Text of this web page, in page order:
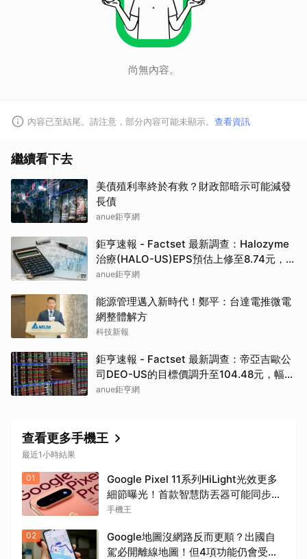
尚無內容。
內容已至結尾。請注意，部分內容可能未顯示。 查看資訊
繼續看下去
美債殖利率終於有救？財政部暗示可能減發
長債
anue鉅亨網
鉅亨速報 - Factset 最新調查：Halozyme
治療(HALO-US)EPS預估上修至8.74元，預
估目標價為105.00元
anue鉅亨網
能源管理邁入新時代！鄭平：台達電推微電
網整體解方
科技新報
鉅亨速報 - Factset 最新調查：帝亞吉歐公
司DEO-US的目標價調升至104.48元，幅度
約3.43%
anue鉅亨網
查看更多手機王
最近1小時結果
01
Google Pixel 11系列HiLight光效更多
細節曝光！首款智慧防丟器可能同步推
出
手機王
02
Google地圖沒網路反而更順？出國自
駕必開離線地圖！但4項功能仍會受限